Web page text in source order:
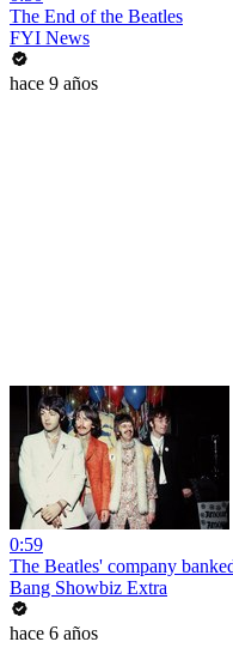
The End of the Beatles
FYI News
hace 9 años
0:59
The Beatles' company
Bang Showbiz Extra
hace 6 años